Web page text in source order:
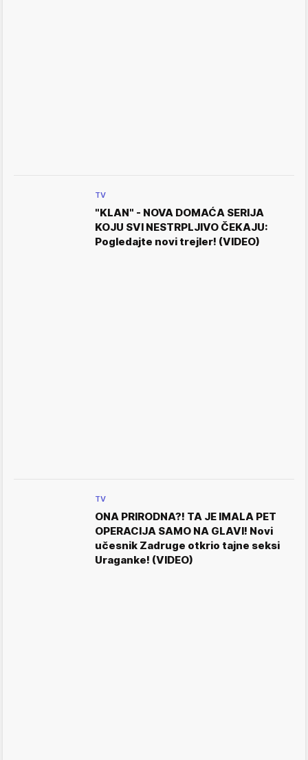
TV
"KLAN" - NOVA DOMAĆA SERIJA
KOJU SVI NESTRPLJIVO ČEKAJU:
Pogledajte novi trejler! (VIDEO)
TV
ONA PRIRODNA?! TA JE IMALA PET
OPERACIJA SAMO NA GLAVI! Novi
učesnik Zadruge otkrio tajne seksi
Uraganke! (VIDEO)